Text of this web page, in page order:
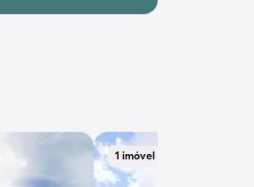
1 imóvel disponível